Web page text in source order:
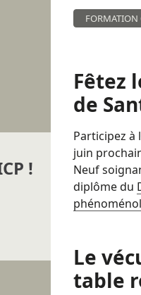
!
Fêtez
de
Participez à
juin
Neuf
diplôme du
Le
table